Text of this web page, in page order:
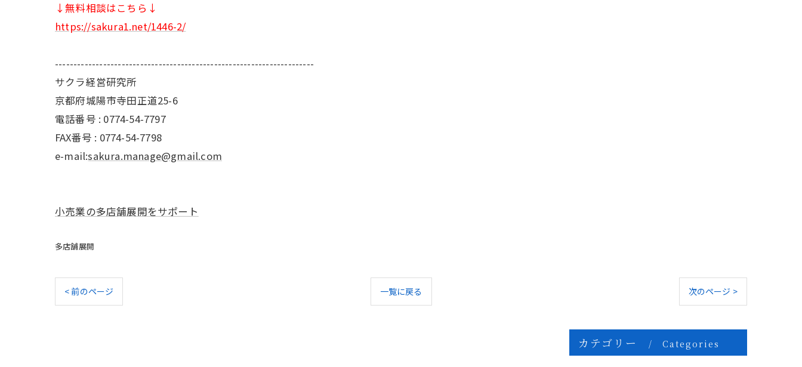
↓無料相談はこちら↓
https://sakura1.net/1446-2/
----------------------------------------------------------------------
サクラ経営研究所
京都府城陽市寺田正道25-6
電話番号 : 0774-54-7797
FAX番号 : 0774-54-7798
e-mail:sakura.manage@gmail.com
小売業の多店舗展開をサポート
多店舗展開
< 前のページ 一覧に戻る 次のページ >
カテゴリー Categories